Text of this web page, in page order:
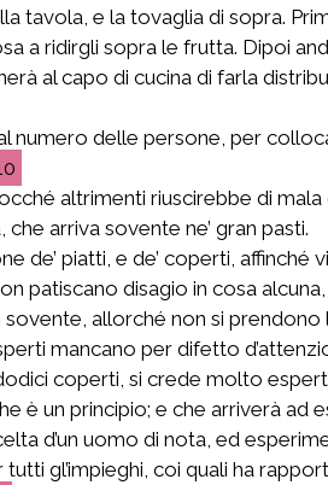
tavola, e la tovaglia di sopra.
a ridirgli sopra le frutta. Dipoi
al capo di cucina di farla
numero delle persone, per
altrimenti riuscirebbe di
arriva sovente ne’ gran pasti.
piatti, e de’ coperti, affinché
patiscano disagio in cosa
allorché non si
mancano per difetto
coperti, si crede molto
un principio; e che arriverà ad
d’un uomo di nota, ed
gl’impieghi, coi quali ha